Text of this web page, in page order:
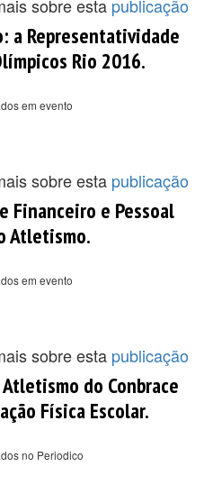
sobre esta publicação
a Representatividade
Rio 2016.
em evento
sobre esta publicação
Financeiro e Pessoal
Atletismo.
em evento
sobre esta publicação
do Conbrace
Física Escolar.
no Periodico